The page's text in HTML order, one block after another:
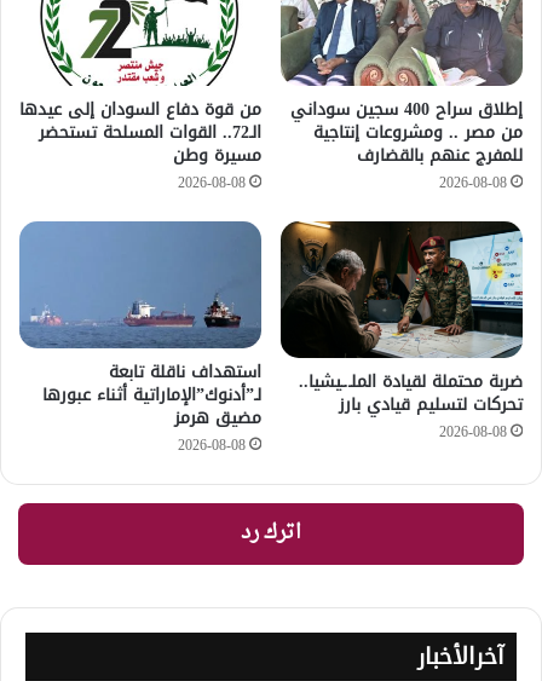
إطلاق سراح 400 سجين سوداني
من مصر .. ومشروعات إنتاجية
للمفرج عنهم بالقضارف
2026-08-08
من قوة دفاع السودان إلى عيدها
الـ72.. القوات المسلحة تستحضر
مسيرة وطن
2026-08-08
ضربة محتملة لقيادة الملـ.ـيشيا..
تحركات لتسليم قيادي بارز
2026-08-08
استهداف ناقلة تابعة
لـ”أدنوك”الإماراتية أثناء عبورها
مضيق هرمز
2026-08-08
اترك رد
آخرالأخبار